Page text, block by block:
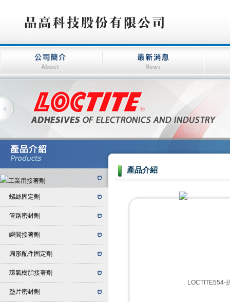
螺絲固定劑
管路密封劑
瞬間接著劑
圓形配件固定劑
環氧樹脂接著劑
墊片密封劑
產品介紹